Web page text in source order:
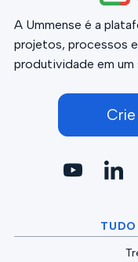
A Ummense é a
projetos, processos
produtividade em um